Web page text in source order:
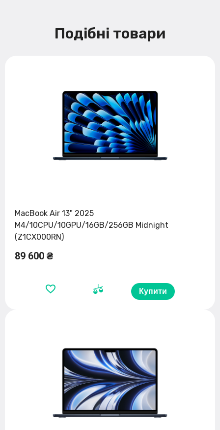
Подібні товари
MacBook Air 13" 2025
M4/10CPU/10GPU/16GB/256GB Midnight
(Z1CX000RN)
89 600 ₴
Купити